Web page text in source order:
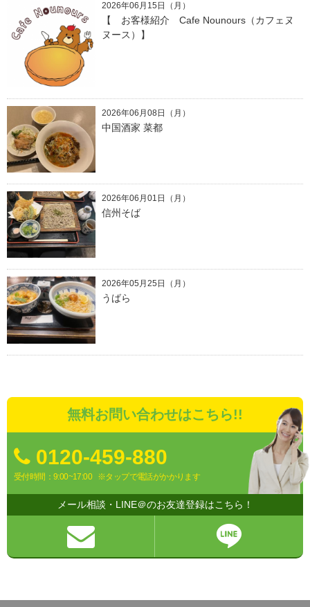
2026年06月15日（月）
【 お客様紹介 Cafe Nounours（カフェヌ
ヌース）】
2026年06月08日（月）
中国酒家 菜都
2026年06月01日（月）
信州そば
2026年05月25日（月）
うばら
無料お問い合わせはこちら!!
0120-459-880
受付時間：9:00~17:00 ※タップで電話がかかります
メール相談・LINE＠のお友達登録はこちら！